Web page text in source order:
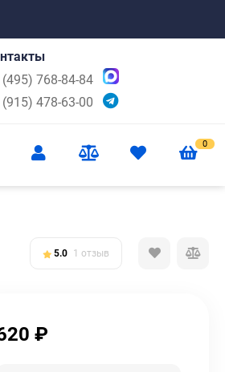
(495) 768-84-84
(915) 478-63-00
0
5.0 1 отзыв
₽